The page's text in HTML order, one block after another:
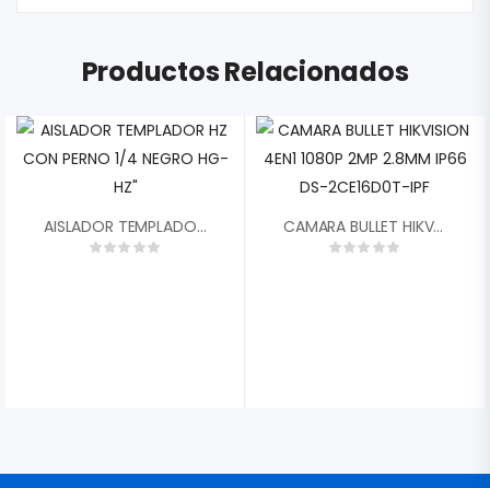
Productos Relacionados
AISLADOR TEMPLADOR HZ CON PERNO 1/4 NEGRO HG-HZ» CAMARA BULLET HIKVISION 4EN1 1080P 2MP 2.8MM IP66 DS-2CE16D0T-IPF